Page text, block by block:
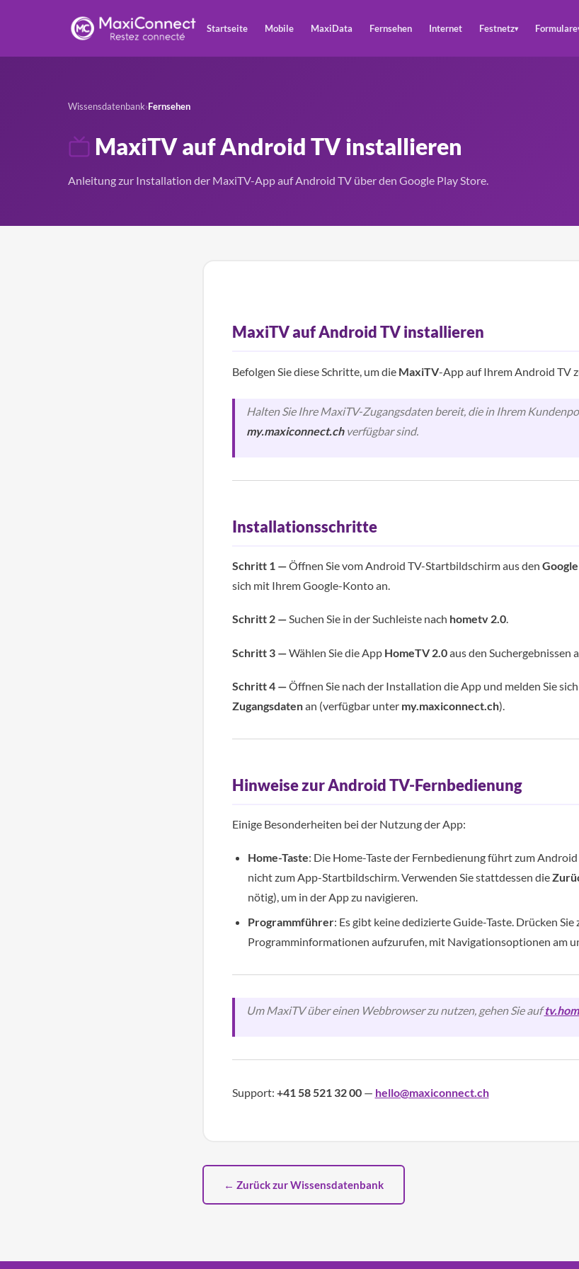
Startseite Mobile MaxiData Fernsehen Internet Festnetz▾ Formulare
Wissensdatenbank›Fernsehen
MaxiTV auf Android TV installieren
Anleitung zur Installation der MaxiTV-App auf Android TV über den Google Play Store.
MaxiTV auf Android TV installieren
Befolgen Sie diese Schritte, um die MaxiTV-App auf Ihrem Android TV
Halten Sie Ihre MaxiTV-Zugangsdaten bereit, die in Ihrem
my.maxiconnect.chverfügbar sind.
Installationsschritte
Schritt 1 —Öffnen Sie vom Android TV-Startbildschirm aus den
sich mit Ihrem Google-Konto an.
Schritt 2 —Suchen Sie in der Suchleiste nach hometv 2.0.
Schritt 3 —Wählen Sie die App HomeTV 2.0aus den Suchergebnissen
Schritt 4 —Öffnen Sie nach der Installation die App und melden Sie
Zugangsdatenan (verfügbar unter my.maxiconnect.ch).
Hinweise zur Android TV-Fernbedienung
Einige Besonderheiten bei der Nutzung der App:
Home-Taste: Die Home-Taste der Fernbedienung führt zum
nicht zum App-Startbildschirm. Verwenden Sie stattdessen die
nötig), um in der App zu navigieren.
Programmführer: Es gibt keine dedizierte Guide-Taste. Drücken Sie
Programminformationen aufzurufen, mit Navigationsoptionen am
Um MaxiTV über einen Webbrowser zu nutzen, gehen Sie auf
Support: +41 58 521 32 00— hello@maxiconnect.ch
← Zurück zur Wissensdatenbank